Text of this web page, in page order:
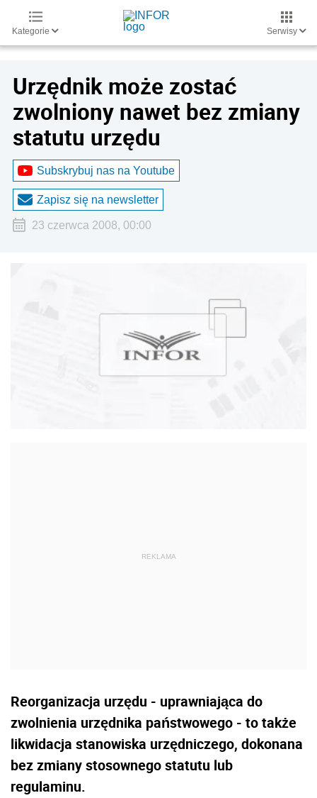
Kategorie Serwisy
Urzędnik może zostać
zwolniony nawet bez zmiany
statutu urzędu
Subskrybuj nas na Youtube
Zapisz się na newsletter
23 czerwca 2008, 00:00
Reorganizacja urzędu - uprawniająca do
zwolnienia urzędnika państwowego - to także
likwidacja stanowiska urzędniczego, dokonana
bez zmiany stosownego statutu lub
regulaminu.